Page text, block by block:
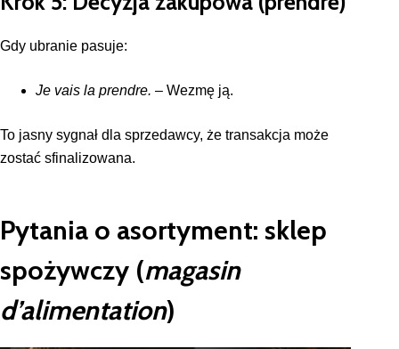
Gdy ubranie pasuje:
Je vais la prendre. – Wezmę ją.
To jasny sygnał dla sprzedawcy, że transakcja może
zostać sfinalizowana.
Pytania o asortyment: sklep
spożywczy (magasin
d’alimentation)